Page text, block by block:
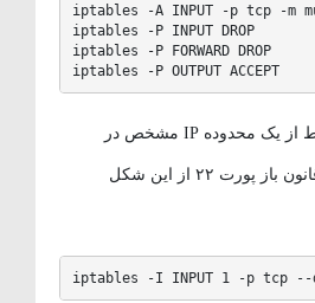
iptables -A INPUT -p tcp -m
iptables -P INPUT DROP
iptables -P FORWARD DROP
iptables -P OUTPUT ACCEPT
اگر می‌خواهید SSH فقط از یک محدوده IP مشخص در
دسترس باشد، به‌جای قانون باز پورت ۲۲ از این شکل
iptables -I INPUT 1 -p tcp --